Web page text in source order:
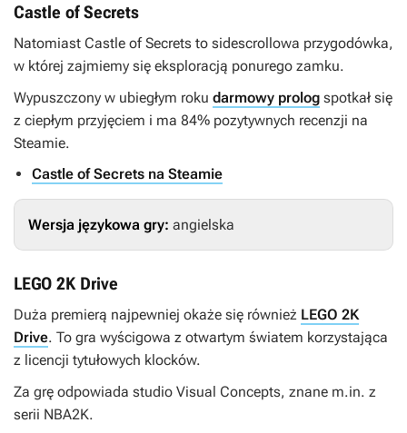
Castle of Secrets
Natomiast Castle of Secrets to sidescrollowa przygodówka,
w której zajmiemy się eksploracją ponurego zamku.
Wypuszczony w ubiegłym roku darmowy prolog spotkał się
z ciepłym przyjęciem i ma 84% pozytywnych recenzji na
Steamie.
Castle of Secrets na Steamie
Wersja językowa gry: angielska
LEGO 2K Drive
Duża premierą najpewniej okaże się również LEGO 2K
Drive. To gra wyścigowa z otwartym światem korzystająca
z licencji tytułowych klocków.
Za grę odpowiada studio Visual Concepts, znane m.in. z
serii NBA2K.